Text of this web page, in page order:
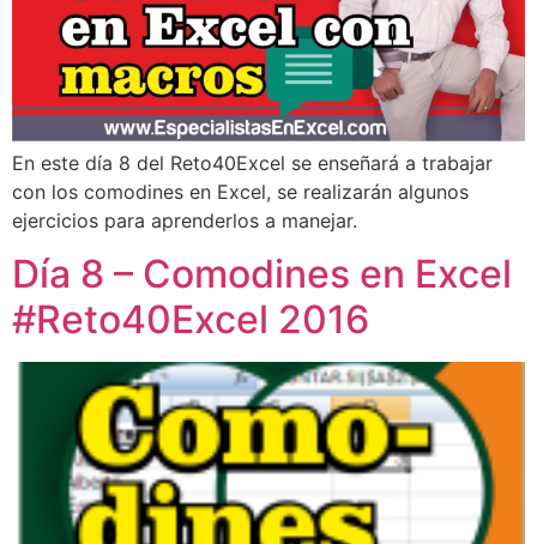
En este día 8 del Reto40Excel se enseñará a trabajar
con los comodines en Excel, se realizarán algunos
ejercicios para aprenderlos a manejar.
Día 8 – Comodines en Excel
#Reto40Excel 2016